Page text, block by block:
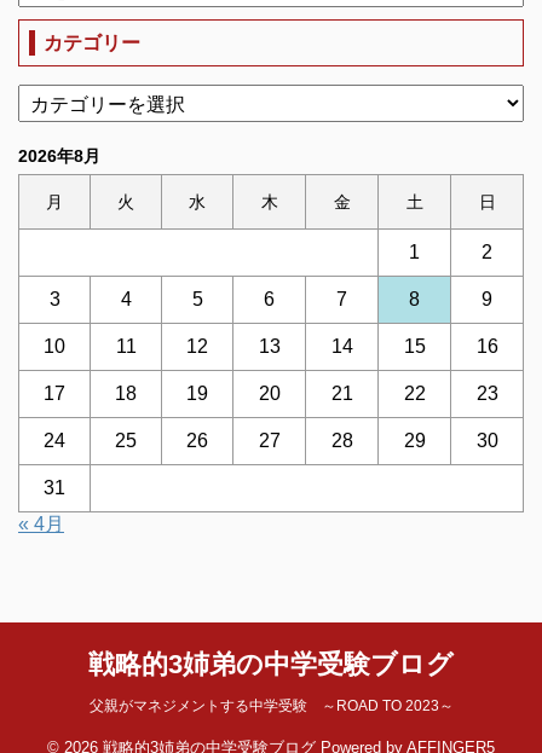
カテゴリー
2026年8月
月 火 水 木 金 土 日
1 2
3 4 5 6 7 8 9
10 11 12 13 14 15 16
17 18 19 20 21 22 23
24 25 26 27 28 29 30
31
« 4月
戦略的3姉弟の中学受験ブログ
父親がマネジメントする中学受験 ～ROAD TO 2023～
© 2026 戦略的3姉弟の中学受験ブログ Powered by AFFINGER5